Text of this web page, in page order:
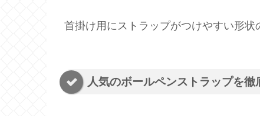
首掛け用にストラップがつけやすい形状
人気のボールペンストラップを徹